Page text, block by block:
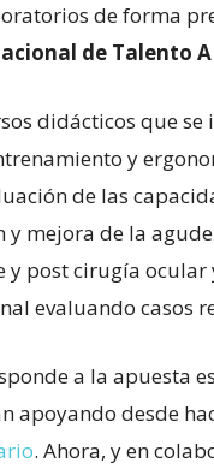
de forma
de Talento
didácticos que
y
de las
y mejora de la
post cirugía ocular
evaluando casos
a la apuesta
apoyando desde
. Ahora, y en